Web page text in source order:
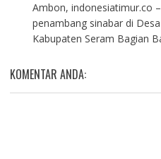
Ambon, indonesiatimur.co
penambang sinabar di
Kabupaten Seram Bagian
KOMENTAR ANDA: